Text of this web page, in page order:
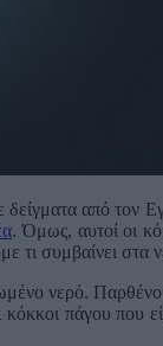
από
. Όμως, αυτοί οι
τι συμβαίνει στα
νερό.
πάγου που